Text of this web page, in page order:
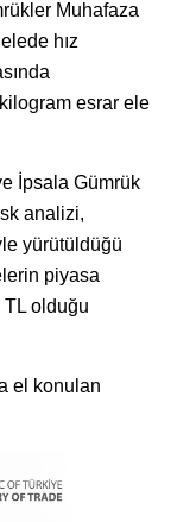
Muhafaza
hız
esrar ele
İpsala Gümrük
analizi,
yürütüldüğü
piyasa
olduğu
el konulan